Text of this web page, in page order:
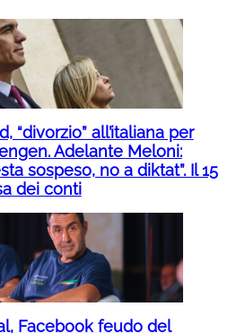
“divorzio” all’italiana per
Adelante Meloni:
sospeso, no a diktat”. Il 15
dei conti
Facebook feudo del